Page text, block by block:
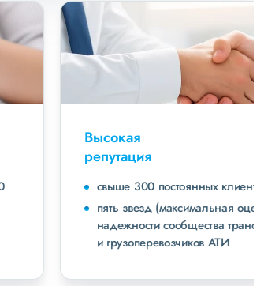
постоянных клиентов
(максимальная оценка) в рейтинге
сообщества транспортных компаний
АТИ